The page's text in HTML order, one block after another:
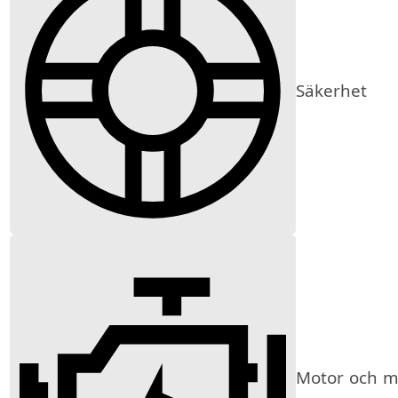
Säkerhet
Motor och